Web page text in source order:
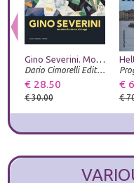
Gino Severini. Modernità come dialogo
Dario Cimorelli Editore
€ 28.50
€ 30.00
€
€